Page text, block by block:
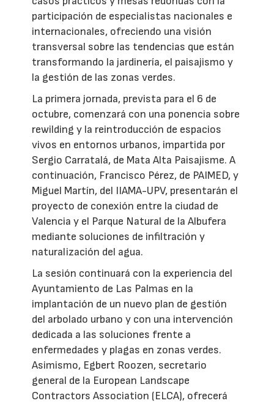
participación de especialistas nacionales e
internacionales, ofreciendo una visión
transversal sobre las tendencias que están
transformando la jardinería, el paisajismo y
la gestión de las zonas verdes.
La primera jornada, prevista para el 6 de
octubre, comenzará con una ponencia sobre
rewilding y la reintroducción de espacios
vivos en entornos urbanos, impartida por
Sergio Carratalá, de Mata Alta Paisajisme. A
continuación, Francisco Pérez, de PAIMED, y
Miguel Martín, del IIAMA-UPV, presentarán el
proyecto de conexión entre la ciudad de
Valencia y el Parque Natural de la Albufera
mediante soluciones de infiltración y
naturalización del agua.
La sesión continuará con la experiencia del
Ayuntamiento de Las Palmas en la
implantación de un nuevo plan de gestión
del arbolado urbano y con una intervención
dedicada a las soluciones frente a
enfermedades y plagas en zonas verdes.
Asimismo, Egbert Roozen, secretario
general de la European Landscape
Contractors Association (ELCA), ofrecerá